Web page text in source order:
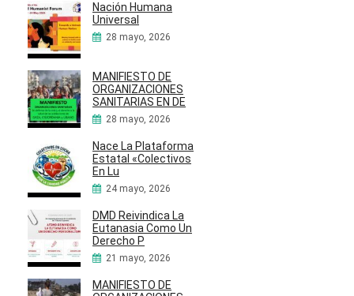
Nación Humana
Universal
28 mayo, 2026
MANIFIESTO DE
ORGANIZACIONES
SANITARIAS EN DE
28 mayo, 2026
Nace La Plataforma
Estatal «Colectivos
En Lu
24 mayo, 2026
DMD Reivindica La
Eutanasia Como Un
Derecho P
21 mayo, 2026
MANIFIESTO DE